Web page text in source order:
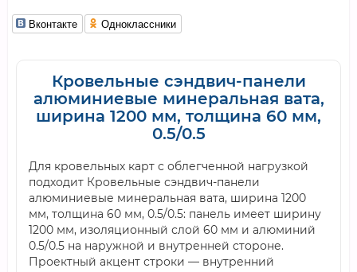
Вконтакте Одноклассники
Кровельные сэндвич-панели
алюминиевые минеральная вата,
ширина 1200 мм, толщина 60 мм,
0.5/0.5
Для кровельных карт с облегченной нагрузкой
подходит Кровельные сэндвич-панели
алюминиевые минеральная вата, ширина 1200
мм, толщина 60 мм, 0.5/0.5: панель имеет ширину
1200 мм, изоляционный слой 60 мм и алюминий
0.5/0.5 на наружной и внутренней стороне.
Проектный акцент строки — внутренний